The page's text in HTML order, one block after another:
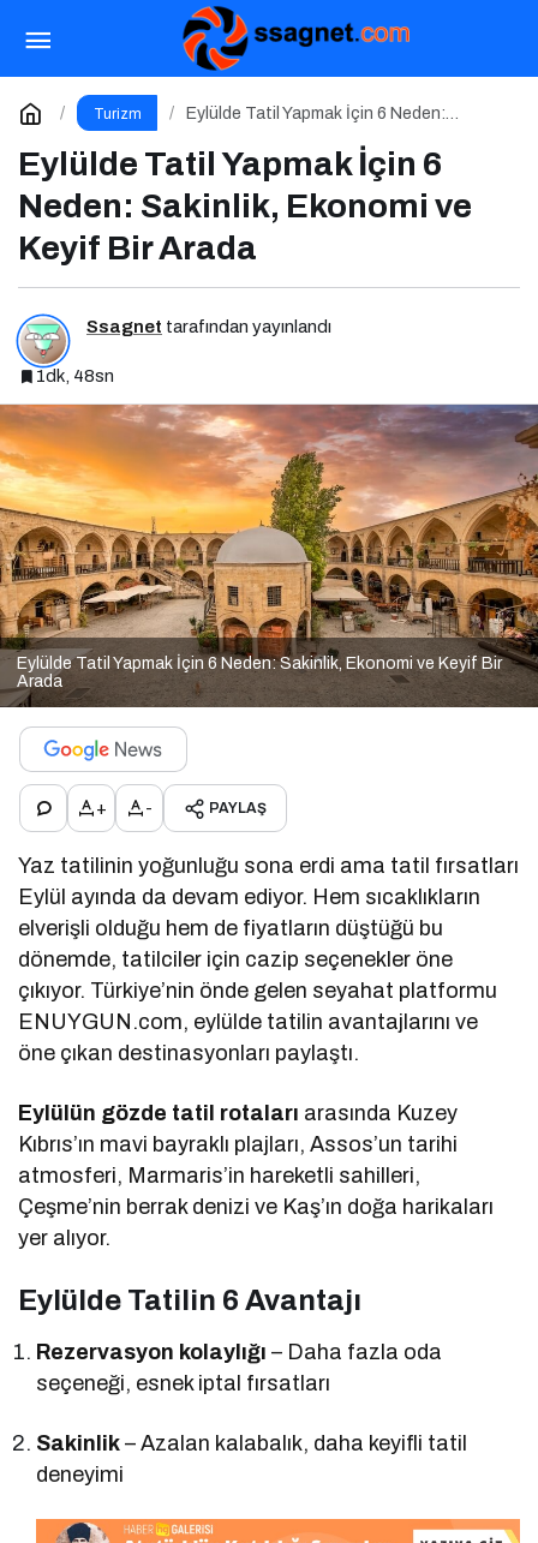
Turizm
Eylülde Tatil Yapmak İçin 6 Neden:
Eylülde Tatil Yapmak İçin 6
Neden: Sakinlik, Ekonomi ve
Keyif Bir Arada
Ssagnet tarafından yayınlandı
1dk, 48sn
Eylülde Tatil Yapmak İçin 6 Neden: Sakinlik, Ekonomi ve Keyif Bir
Arada
+ - PAYLAŞ
Yaz tatilinin yoğunluğu sona erdi ama tatil fırsatları
Eylül ayında da devam ediyor. Hem sıcaklıkların
elverişli olduğu hem de fiyatların düştüğü bu
dönemde, tatilciler için cazip seçenekler öne
çıkıyor. Türkiye’nin önde gelen seyahat platformu
ENUYGUN.com, eylülde tatilin avantajlarını ve
öne çıkan destinasyonları paylaştı.
Eylülün gözde tatil rotaları arasında Kuzey
Kıbrıs’ın mavi bayraklı plajları, Assos’un tarihi
atmosferi, Marmaris’in hareketli sahilleri,
Çeşme’nin berrak denizi ve Kaş’ın doğa harikaları
yer alıyor.
Eylülde Tatilin 6 Avantajı
Rezervasyon kolaylığı – Daha fazla oda
seçeneği, esnek iptal fırsatları
Sakinlik – Azalan kalabalık, daha keyifli tatil
deneyimi
Çocuklara Özel Uçuş Keyfi
Yorum Yap